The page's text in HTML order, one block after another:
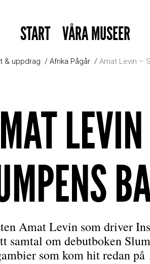
START VÅRA MUSEER
& uppdrag Afrika Pågår Amat Levin –
Amat Levin som driver
samtal om debutboken
som kom hit redan